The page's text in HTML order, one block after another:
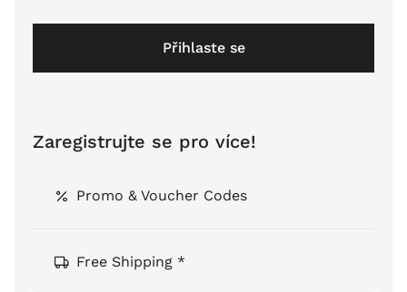
Přihlaste se
Zaregistrujte se pro více!
Promo & Voucher Codes
Free Shipping *